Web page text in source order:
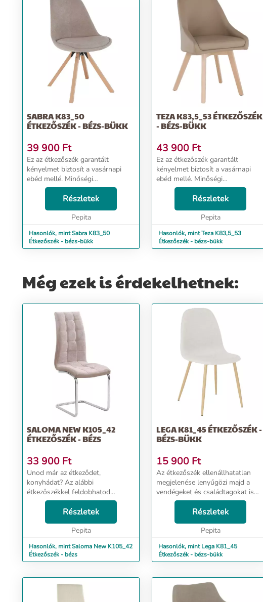
SABRA K83_50
ÉTKEZŐSZÉK - BÉZS-BÜKK
39 900 Ft
Ez az étkezőszék garantált
kényelmet biztosít a vasárnapi
ebéd mellé. Minőségi
anyaghasználata és praktikus
kialakítása által, hosszú éveken át
remek kiegészítője lesz
otthonodnak. Csodás
Részletek
Pepita
Hasonlók, mint Sabra K83_50
Étkezőszék - bézs-bükk
TEZA K83,5_53 ÉTKEZŐSZÉK
- BÉZS-BÜKK
43 900 Ft
Ez az étkezőszék garantált
kényelmet biztosít a vasárnapi
ebéd mellé. Minőségi
anyaghasználata és praktikus
kialakítása által, hosszú éveken át
remek kiegészítője lesz
otthonodnak. Csodás
Részletek
Pepita
Hasonlók, mint Teza K83,5_53
Étkezőszék - bézs-bükk
Még ezek is érdekelhetnek:
SALOMA NEW K105_42
ÉTKEZŐSZÉK - BÉZS
33 900 Ft
Unod már az étkeződet,
konyhádat? Az alábbi
étkezőszékkel feldobhatod
otthonodat. Ezen a széken minden
egyes étkezés stílusos élménnyé
válik. Egyedülálló kényelme
garantáltan levesz a lábadról nem
Részletek
Pepita
Hasonlók, mint Saloma New K105_42
Étkezőszék - bézs
LEGA K81_45 ÉTKEZŐSZÉK -
BÉZS-BÜKK
15 900 Ft
Az étkezőszék ellenállhatatlan
megjelenése lenyűgözi majd a
vendégeket és családtagokat is
egyaránt. Minőségi kialakításának
köszönhetően hosszú ideig dobja
majd fel a családi összejöveteleket
Részletek
Pepita
Hasonlók, mint Lega K81_45
Étkezőszék - bézs-bükk